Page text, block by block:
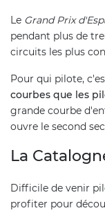
Le Grand Prix
pendant plus de
circuits les plus
Pour qui pilote,
courbes que les
grande courbe
ouvre le second
La
Difficile de venir
profiter pour